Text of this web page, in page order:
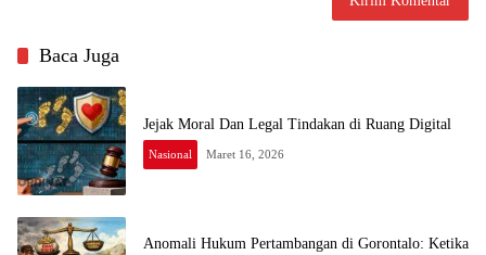
Baca Juga
Jejak Moral Dan Legal Tindakan di Ruang Digital
Nasional Maret 16, 2026
Anomali Hukum Pertambangan di Gorontalo: Ketika